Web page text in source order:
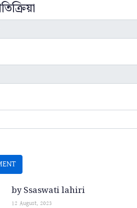
by Ssaswati lahiri
12 August, 2023